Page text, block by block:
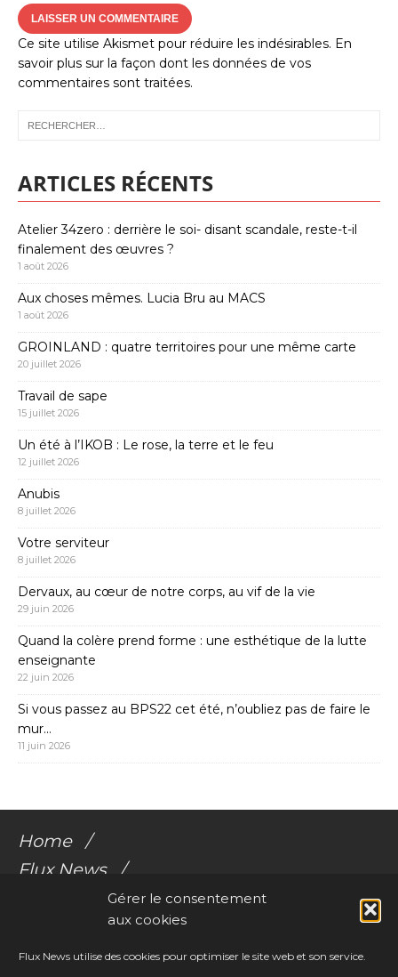
Gérer le consentement
aux cookies
Flux News utilise des cookies pour optimiser le site web et son service.
Ce site utilise Akismet pour réduire les indésirables. En
savoir plus sur la façon dont les données de vos
commentaires sont traitées.
ARTICLES RÉCENTS
Atelier 34zero : derrière le soi- disant scandale, reste-t-il
finalement des œuvres ?
1 août 2026
Aux choses mêmes. Lucia Bru au MACS
1 août 2026
GROINLAND : quatre territoires pour une même carte
20 juillet 2026
Travail de sape
15 juillet 2026
Un été à l’IKOB : Le rose, la terre et le feu
12 juillet 2026
Anubis
8 juillet 2026
Votre serviteur
8 juillet 2026
Dervaux, au cœur de notre corps, au vif de la vie
29 juin 2026
Quand la colère prend forme : une esthétique de la lutte
enseignante
22 juin 2026
Si vous passez au BPS22 cet été, n’oubliez pas de faire le
mur…
11 juin 2026
Home
Flux News
Galerie Flux
Videos